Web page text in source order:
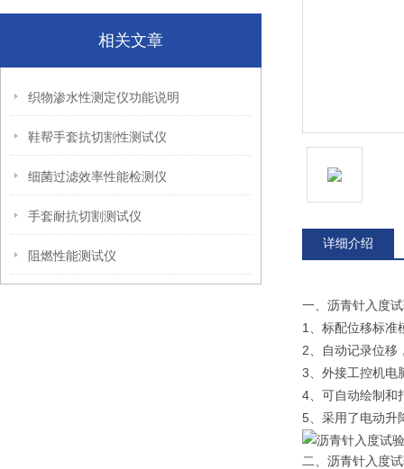
相关文章
织物渗水性测定仪功能说明
鞋帮手套抗切割性测试仪
细菌过滤效率性能检测仪
手套耐抗切割测试仪
阻燃性能测试仪
详细介绍
一、沥青针入度
1 、 标配位移标准
2、 自动记录位移
3、 外接工控机电
4、可自动绘制和
5、采用了 电动升
二、沥青针入度